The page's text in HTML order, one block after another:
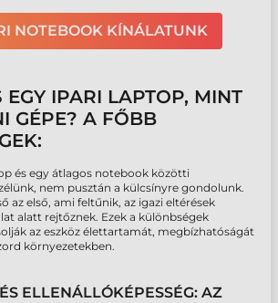
NOTEBOOK KÍNÁLATUNK
IPARI LAPTOP, MINT
GÉPE? A FŐBB
és egy átlagos notebook közötti
nem pusztán a külcsínyre gondolunk.
az első, ami feltűnik, az igazi eltérések
alatt rejtőznek. Ezek a különbségek
az eszköz élettartamát, megbízhatóságát
környezetekben.
ELLENÁLLÓKÉPESSÉG: AZ